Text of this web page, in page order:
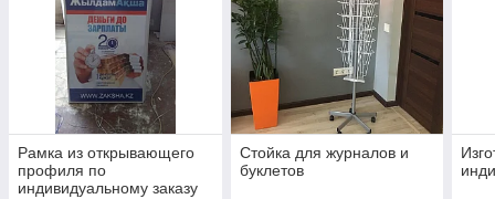
Рамка из открывающего
профиля по
индивидуальному заказу
Стойка для журналов и
буклетов